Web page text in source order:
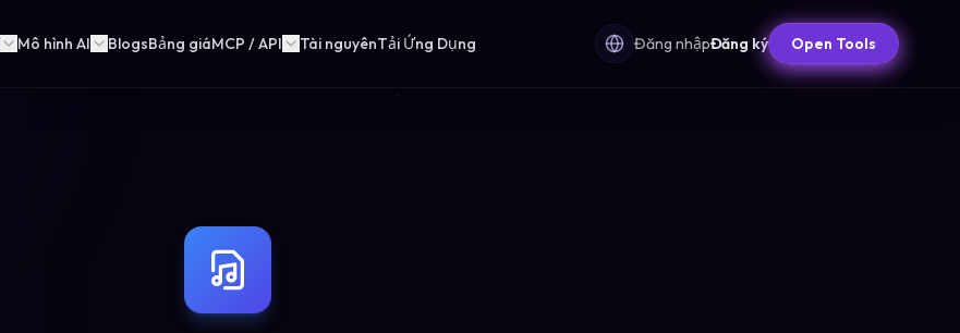
Mô hình AI BlogsBảng giáMCP / API Tài nguyênTải Ứng Dụng Đăng nhậpĐăng ký Open Tools